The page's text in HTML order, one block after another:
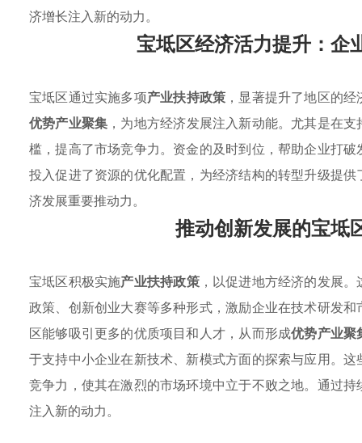
济增长注入新的动力。
宝坻区经济活力提升：企
宝坻区通过实施多项产业扶持政策 ，显著提升了地区的
优势产业聚集 ，为地方经济发展注入新动能。尤其是在支
槛，提高了市场竞争力。资金的及时到位，帮助企业打
投入促进了资源的优化配置，为经济结构的转型升级提
济发展重要推动力。
推动创新发展的宝坻
宝坻区积极实施产业扶持政策，以促进地方经济的发展
政策、创新创业大赛等多种形式，激励企业在技术研发
区能够吸引更多的优质项目和人才，从而形成优势产业聚
于支持中小企业在新技术、新模式方面的探索与应用。
竞争力，使其在激烈的市场环境中立于不败之地。通过持
注入新的动力。